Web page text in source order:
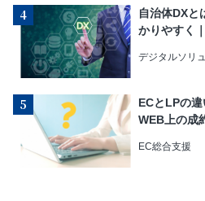
自治体DXと
かりやすく
デジタルソリ
ECとLPの
WEB上の成
EC総合支援